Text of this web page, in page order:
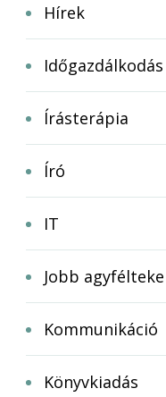
Hírek
Időgazdálkodás
Írásterápia
Író
IT
Jobb agyfélteke
Kommunikáció
Könyvkiadás